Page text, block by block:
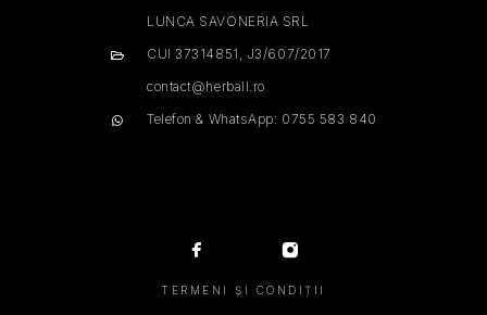
LUNCA SAVONERIA SRL
CUI 37314851, J3/607/2017
contact@herball.ro
Telefon & WhatsApp: 0755 583 840
TERMENI ȘI CONDIȚII